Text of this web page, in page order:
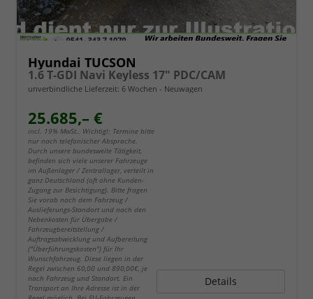
Hyundai TUCSON
1.6 T-GDI Navi Keyless 17" PDC/CAM
unverbindliche Lieferzeit: 6 Wochen Neuwagen
25.685,– €
incl. 19% MwSt.. Wichtig!: Termine bitte
nur nach telefonischer Absprache.
Durch unsere bundesweite Tätigkeit,
befinden sich viele unserer Fahrzeuge
im Außenlager / Zentrallager, verteilt in
ganz Deutschland (oft ohne Kunden-
Zugang zur Besichtigung). Bitte fragen
Sie vorab nach dem Fahrzeug /
Auslieferungs-Standort und nach den
Nebenkosten für Übergabe /
Fahrzeugbereitstellung /
Auftragsabwicklung und Aufbereitung
("Überführungskosten") für Ihr
Wunschfahrzeug. Diese liegen in der
Regel zwischen 60,00 und 890,00€, je
nach Fahrzeug und Standort. Ein
Transport an Ihre Adresse ist in der
Details